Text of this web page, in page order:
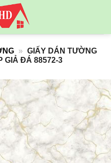
» GIẤY DÁN TƯỜNG
GIẢ ĐÁ 88572-3